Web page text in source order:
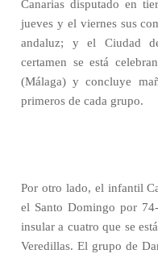
Canarias disputado en
jueves y el viernes sus
andaluz; y el Ciudad
certamen se está
(Málaga) y concluye
primeros de cada grupo.
Por otro lado, el infantil
el Santo Domingo por
insular a cuatro que se
Veredillas. El grupo de